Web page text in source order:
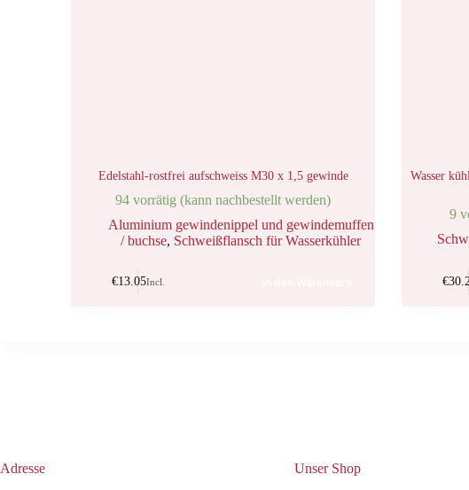
Edelstahl-rostfrei aufschweiss M30 x 1,5 gewinde
94 vorrätig (kann nachbestellt werden)
Aluminium gewindenippel und gewindemuffen
/ buchse, Schweißflansch für Wasserkühler
€13.05Incl.
Wasser
9
€
Adresse Unser Shop